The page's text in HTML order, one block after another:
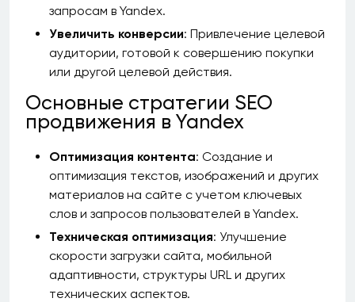
запросам в Yandex.
Увеличить конверсии: Привлечение целевой
аудитории, готовой к совершению покупки
или другой целевой действия.
Основные стратегии SEO
продвижения в Yandex
Оптимизация контента: Создание и
оптимизация текстов, изображений и других
материалов на сайте с учетом ключевых
слов и запросов пользователей в Yandex.
Техническая оптимизация: Улучшение
скорости загрузки сайта, мобильной
адаптивности, структуры URL и других
технических аспектов.